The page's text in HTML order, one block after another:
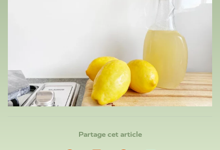
Partage cet article